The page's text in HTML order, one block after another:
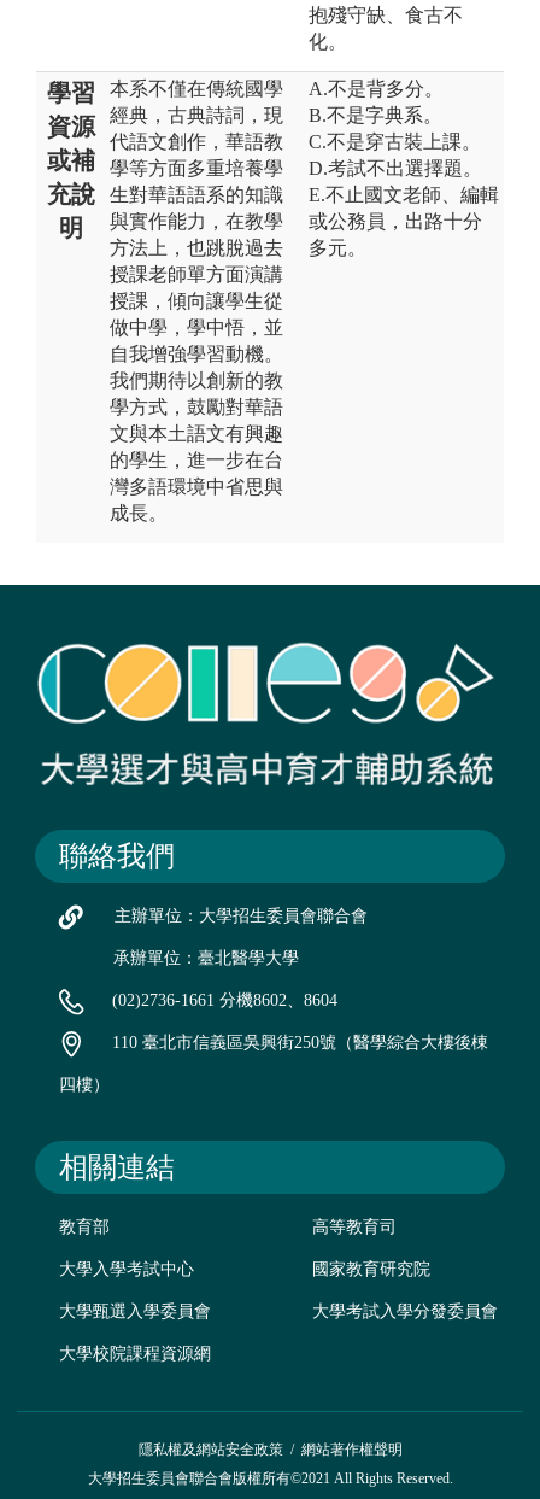
抱殘守缺、食古不
化。
學習
資源
或補
充說
明
本系不僅在傳統國學
經典，古典詩詞，現
代語文創作，華語教
學等方面多重培養學
生對華語語系的知識
與實作能力，在教學
方法上，也跳脫過去
授課老師單方面演講
授課，傾向讓學生從
做中學，學中悟，並
自我增強學習動機。
我們期待以創新的教
學方式，鼓勵對華語
文與本土語文有興趣
的學生，進一步在台
灣多語環境中省思與
成長。
A.不是背多分。
B.不是字典系。
C.不是穿古裝上課。
D.考試不出選擇題。
E.不止國文老師、編輯
或公務員，出路十分
多元。
聯絡我們
主辦單位：大學招生委員會聯合會
承辦單位：臺北醫學大學
(02)2736-1661 分機8602、8604
110 臺北市信義區吳興街250號（醫學綜合大樓後棟
四樓）
相關連結
教育部 高等教育司
大學入學考試中心 國家教育研究院
大學甄選入學委員會 大學考試入學分發委員會
大學校院課程資源網
隱私權及網站安全政策/ 網站著作權聲明
大學招生委員會聯合會版權所有©2021 All Rights Reserved.